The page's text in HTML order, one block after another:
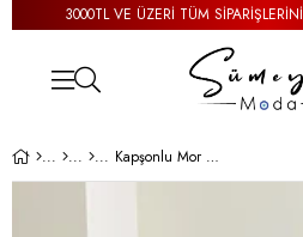
3000TL VE ÜZERİ TÜM
Kapşonlu Mor Ekose Gömlek